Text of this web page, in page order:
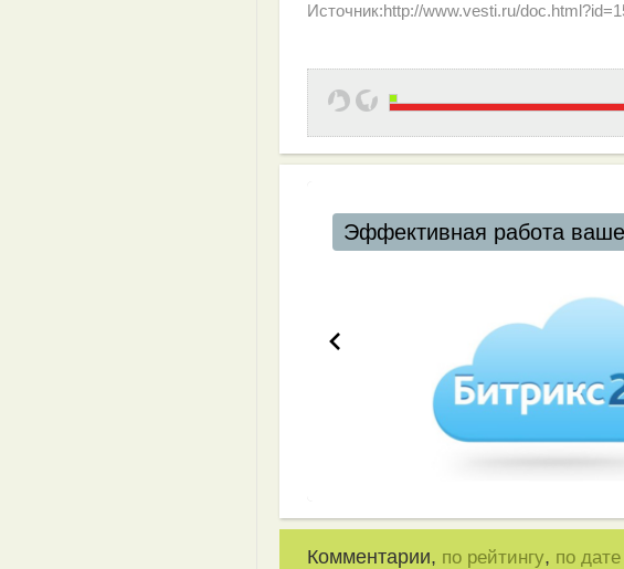
Источник:http://www.vesti.ru/
Эффективная работа
Комментарии, по рейтингу, по дате